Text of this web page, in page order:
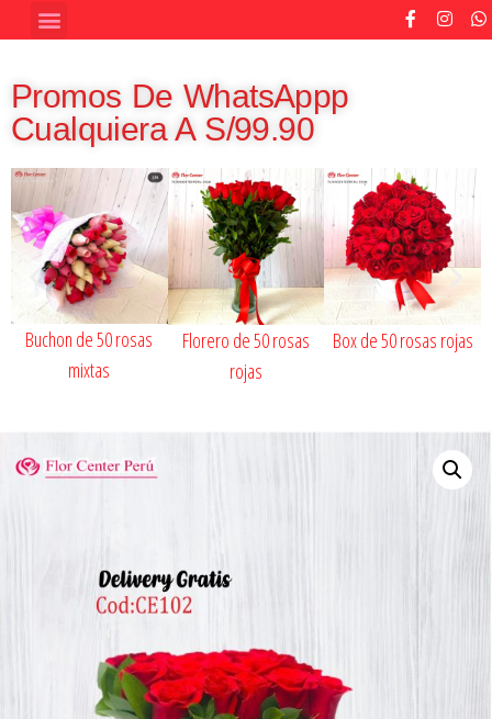
Promos De WhatsAppp
Cualquiera A S/99.90
Buchon de 50 rosas
mixtas
Florero de 50 rosas
rojas
Box de 50 rosas rojas